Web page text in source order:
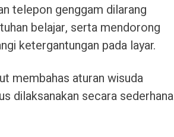
telepon genggam dilarang
belajar, serta mendorong
ketergantungan pada layar.
membahas aturan wisuda
dilaksanakan secara sederhana